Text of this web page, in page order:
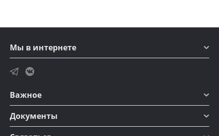
Мы в интернете
Важное
Документы